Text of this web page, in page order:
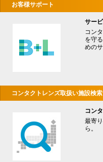
お客様サポート
サー
コン
を守
めの
コンタクトレンズ取扱い施設検索
コン
最寄
ら。